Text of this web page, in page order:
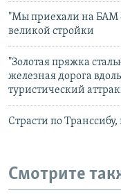
"Мы приехали на БАМ
великой стройки
"Золотая пряжка
железная дорога
туристический
Страсти по
Смотрите